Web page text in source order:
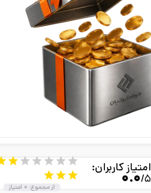
امتیاز کاربران:
۰.۰/۵
از مجموع: ۰ امتیاز